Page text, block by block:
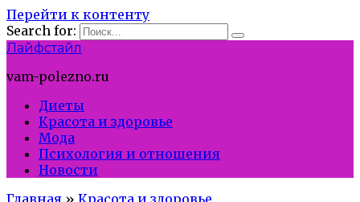
Перейти к контенту
Search for:
Лайфстайл
vam-polezno.ru
Диеты
Красота и здоровье
Мода
Психология и отношения
Новости
Главная » Красота и здоровье